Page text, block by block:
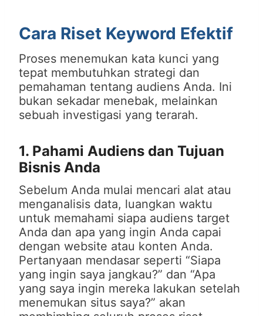
Cara Riset Keyword Efektif
Proses menemukan kata kunci yang
tepat membutuhkan strategi dan
pemahaman tentang audiens Anda. Ini
bukan sekadar menebak, melainkan
sebuah investigasi yang terarah.
1. Pahami Audiens dan Tujuan
Bisnis Anda
Sebelum Anda mulai mencari alat atau
menganalisis data, luangkan waktu
untuk memahami siapa audiens target
Anda dan apa yang ingin Anda capai
dengan website atau konten Anda.
Pertanyaan mendasar seperti “Siapa
yang ingin saya jangkau?” dan “Apa
yang saya ingin mereka lakukan setelah
menemukan situs saya?” akan